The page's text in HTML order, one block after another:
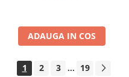
ADAUGA IN COS
1 2 3 ... 19